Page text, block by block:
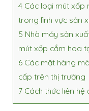
4 Các loại mút xốp
trong lĩnh vực sản
5 Nhà máy sản
mút xốp cắm hoa
6 Các mặt hàng
cấp trên thị trường
7 Cách thức liên